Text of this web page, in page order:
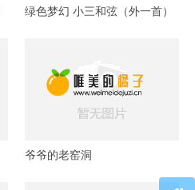
绿色梦幻 小三和弦（外一首）
爷爷的老窑洞